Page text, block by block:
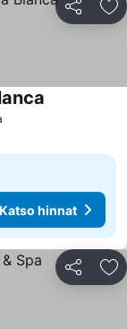
Jaa
Katso hinnat
Jaa